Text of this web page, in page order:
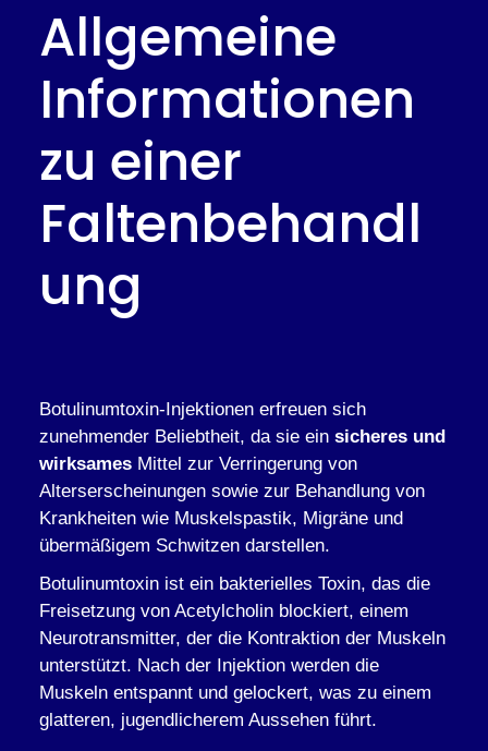
Allgemeine
Informationen
zu einer
Faltenbehandl
ung
Botulinumtoxin-Injektionen erfreuen sich
zunehmender Beliebtheit, da sie ein sicheres und
wirksames Mittel zur Verringerung von
Alterserscheinungen sowie zur Behandlung von
Krankheiten wie Muskelspastik, Migräne und
übermäßigem Schwitzen darstellen.
Botulinumtoxin ist ein bakterielles Toxin, das die
Freisetzung von Acetylcholin blockiert, einem
Neurotransmitter, der die Kontraktion der Muskeln
unterstützt. Nach der Injektion werden die
Muskeln entspannt und gelockert, was zu einem
glatteren, jugendlicherem Aussehen führt.